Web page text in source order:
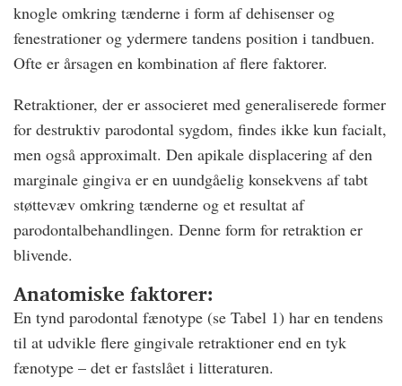
knogle omkring tænderne i form af dehisenser og
fenestrationer og ydermere tandens position i tandbuen.
Ofte er årsagen en kombination af flere faktorer.
Retraktioner, der er associeret med generaliserede former
for destruktiv parodontal sygdom, findes ikke kun facialt,
men også approximalt. Den apikale displacering af den
marginale gingiva er en uundgåelig konsekvens af tabt
støttevæv omkring tænderne og et resultat af
parodontalbehandlingen. Denne form for retraktion er
blivende.
Anatomiske faktorer:
En tynd parodontal fænotype (se Tabel 1) har en tendens
til at udvikle flere gingivale retraktioner end en tyk
fænotype – det er fastslået i litteraturen.